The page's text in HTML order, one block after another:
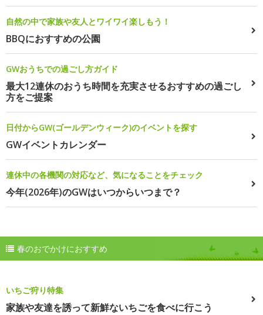
自然の中で家族や友人とワイワイ楽しもう！
BBQにおすすめの公園
GWおうちでの過ごし方ガイド
最大12連休のおうち時間を充実させるおすすめの過ごし
方をご提案
日付からGW(ゴールデンウィーク)のイベントを探す
GWイベントカレンダー
連休中の各機関の対応など、気になることをチェック
今年(2026年)のGWはいつからいつまで？
春のおでかけにおすすめ
いちご狩り特集
家族や友達を誘って新鮮ないちごを食べに行こう